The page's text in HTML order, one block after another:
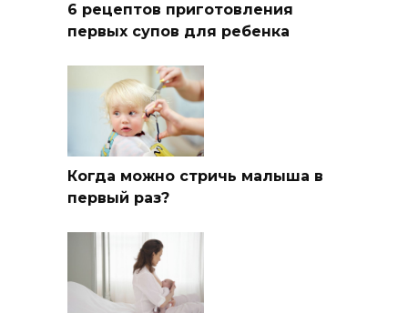
6 рецептов приготовления
первых супов для ребенка
Когда можно стричь малыша в
первый раз?